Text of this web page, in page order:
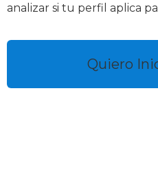
analizar si tu perfil aplica
Quiero